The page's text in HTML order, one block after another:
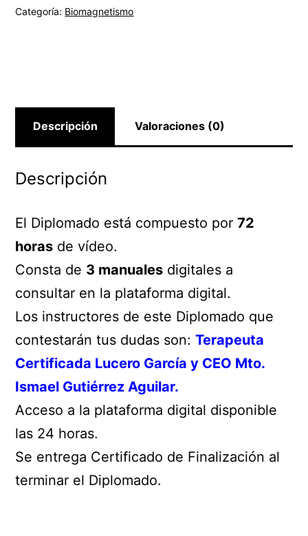
Categoría: Biomagnetismo
Descripción Valoraciones (0)
Descripción
El Diplomado está compuesto por72
horas de vídeo.
Consta de 3 manuales digitales a
consultar en la plataforma digital.
Los instructores de este Diplomado que
contestarán tus dudas son:Terapeuta
Certificada Lucero García y CEO Mto.
Ismael Gutiérrez Aguilar.
Acceso a la plataforma digital disponible
las 24 horas.
Se entrega Certificado de Finalización al
terminar el Diplomado.